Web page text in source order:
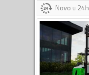
Novo u 24h